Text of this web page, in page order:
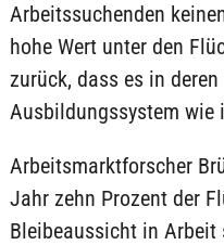
Arbeitssuchenden
hohe Wert unter den
zurück, dass es in
Ausbildungssystem wie
Arbeitsmarktforscher
Jahr zehn Prozent der
Bleibeaussicht in Arbeit